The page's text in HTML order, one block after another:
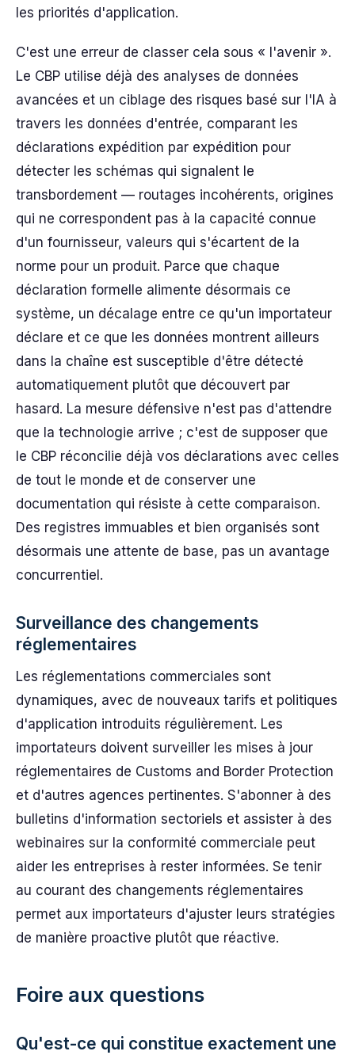
les priorités d'application.
C'est une erreur de classer cela sous « l'avenir ».
Le CBP utilise déjà des analyses de données
avancées et un ciblage des risques basé sur l'IA à
travers les données d'entrée, comparant les
déclarations expédition par expédition pour
détecter les schémas qui signalent le
transbordement — routages incohérents, origines
qui ne correspondent pas à la capacité connue
d'un fournisseur, valeurs qui s'écartent de la
norme pour un produit. Parce que chaque
déclaration formelle alimente désormais ce
système, un décalage entre ce qu'un importateur
déclare et ce que les données montrent ailleurs
dans la chaîne est susceptible d'être détecté
automatiquement plutôt que découvert par
hasard. La mesure défensive n'est pas d'attendre
que la technologie arrive ; c'est de supposer que
le CBP réconcilie déjà vos déclarations avec celles
de tout le monde et de conserver une
documentation qui résiste à cette comparaison.
Des registres immuables et bien organisés sont
désormais une attente de base, pas un avantage
concurrentiel.
Surveillance des changements
réglementaires
Les réglementations commerciales sont
dynamiques, avec de nouveaux tarifs et politiques
d'application introduits régulièrement. Les
importateurs doivent surveiller les mises à jour
réglementaires de Customs and Border Protection
et d'autres agences pertinentes. S'abonner à des
bulletins d'information sectoriels et assister à des
webinaires sur la conformité commerciale peut
aider les entreprises à rester informées. Se tenir
au courant des changements réglementaires
permet aux importateurs d'ajuster leurs stratégies
de manière proactive plutôt que réactive.
Foire aux questions
Qu'est-ce qui constitue exactement une